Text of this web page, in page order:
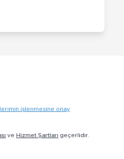
işlenmesine onay
ve Hizmet Şartları geçerlidir.